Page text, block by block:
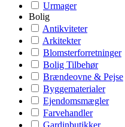
Urmager
Bolig
Antikviteter
Arkitekter
Blomsterforretninger
Bolig Tilbehør
Brændeovne & Pejse
Byggematerialer
Ejendomsmægler
Farvehandler
Gardinbutikker